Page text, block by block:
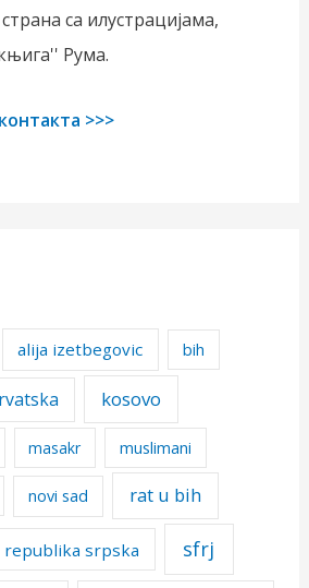
са илустрацијама,
Рума.
>>>
alija izetbegovic bih
kosovo
masakr muslimani
novi sad rat u bih
republika srpska sfrj